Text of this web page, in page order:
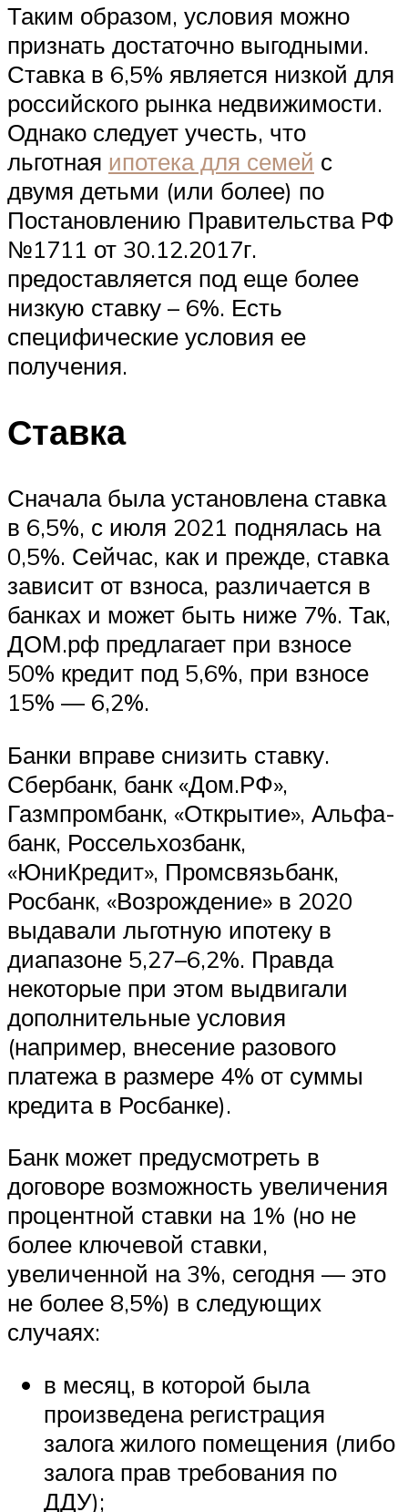
Таким образом, условия можно
признать достаточно выгодными.
Ставка в 6,5% является низкой для
российского рынка недвижимости.
Однако следует учесть, что
льготная ипотека для семей с
двумя детьми (или более) по
Постановлению Правительства РФ
№1711 от 30.12.2017г.
предоставляется под еще более
низкую ставку – 6%. Есть
специфические условия ее
получения.
Ставка
Сначала была установлена ставка
в 6,5%, с июля 2021 поднялась на
0,5%. Сейчас, как и прежде, ставка
зависит от взноса, различается в
банках и может быть ниже 7%. Так,
ДОМ.рф предлагает при взносе
50% кредит под 5,6%, при взносе
15% — 6,2%.
Банки вправе снизить ставку.
Сбербанк, банк «Дом.РФ»,
Газмпромбанк, «Открытие», Альфа-
банк, Россельхозбанк,
«ЮниКредит», Промсвязьбанк,
Росбанк, «Возрождение» в 2020
выдавали льготную ипотеку в
диапазоне 5,27–6,2%. Правда
некоторые при этом выдвигали
дополнительные условия
(например, внесение разового
платежа в размере 4% от суммы
кредита в Росбанке).
Банк может предусмотреть в
договоре возможность увеличения
процентной ставки на 1% (но не
более ключевой ставки,
увеличенной на 3%, сегодня — это
не более 8,5%) в следующих
случаях:
в месяц, в которой была
произведена регистрация
залога жилого помещения (либо
залога прав требования по
ДДУ);